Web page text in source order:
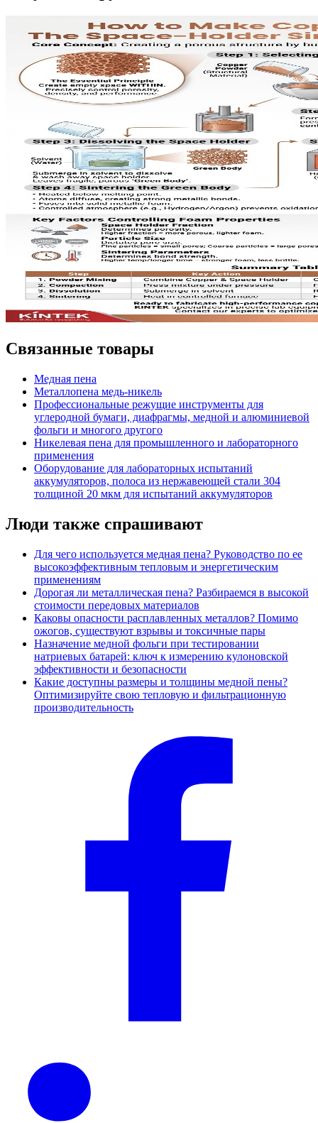
Связанные товары
Медная пена
Металлопена медь-никель
Профессиональные режущие инструменты для
углеродной бумаги, диафрагмы, медной и алюминиевой
фольги и многого другого
Никелевая пена для промышленного и лабораторного
применения
Оборудование для лабораторных испытаний
аккумуляторов, полоса из нержавеющей стали 304
толщиной 20 мкм для испытаний аккумуляторов
Люди также спрашивают
Для чего используется медная пена? Руководство по ее
высокоэффективным тепловым и энергетическим
применениям
Дорогая ли металлическая пена? Разбираемся в высокой
стоимости передовых материалов
Каковы опасности расплавленных металлов? Помимо
ожогов, существуют взрывы и токсичные пары
Назначение медной фольги при тестировании
натриевых батарей: ключ к измерению кулоновской
эффективности и безопасности
Какие доступны размеры и толщины медной пены?
Оптимизируйте свою тепловую и фильтрационную
производительность